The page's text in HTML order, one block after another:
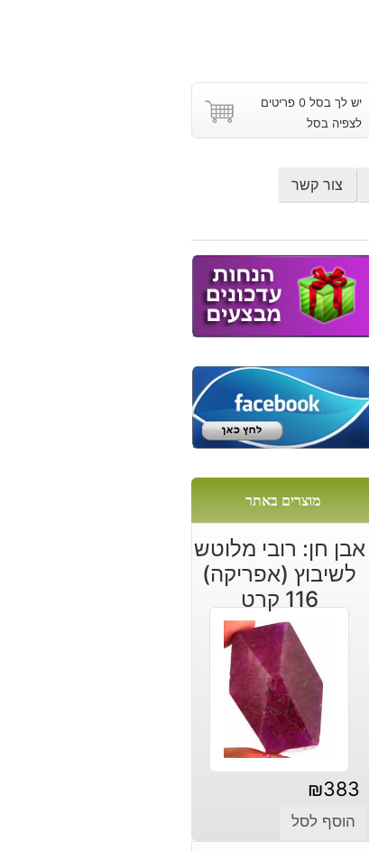
יש לך בסל 0 פריטים
לצפיה בסל
צור קשר
מוצרים באתר
אבן חן: רובי מלוטש
לשיבוץ (אפריקה)
116 קרט
₪383
הוסף לסל